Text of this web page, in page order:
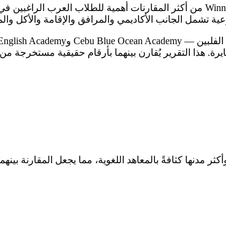
مدنها كثافةً بالمعاهد اللغوية، مما يجعل المقارنة